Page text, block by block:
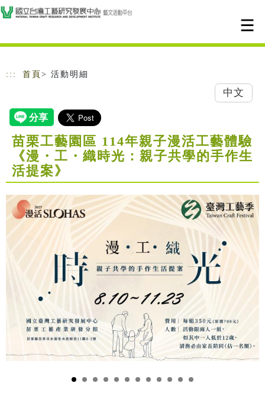
跳到主要內容
網站導覽
::: 首頁 > 活動明細
中文
苗栗工藝園區 114年親子漫活工藝體驗
《漫・工・織時光：親子共學的手作生
活提案》